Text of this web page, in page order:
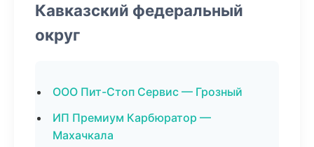
Кавказский федеральный
округ
ООО Пит-Стоп Сервис — Грозный
ИП Премиум Карбюратор —
Махачкала